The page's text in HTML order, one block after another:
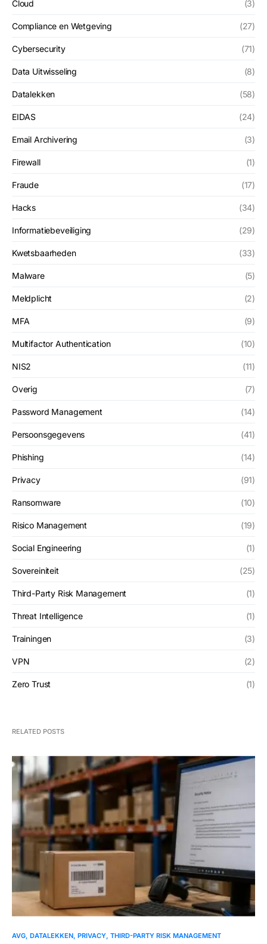
Cloud (3)
Compliance en Wetgeving (27)
Cybersecurity (71)
Data Uitwisseling (8)
Datalekken (58)
EIDAS (24)
Email Archivering (3)
Firewall (1)
Fraude (17)
Hacks (34)
Informatiebeveiliging (29)
Kwetsbaarheden (33)
Malware (5)
Meldplicht (2)
MFA (9)
Multifactor Authentication (10)
NIS2 (11)
Overig (7)
Password Management (14)
Persoonsgegevens (41)
Phishing (14)
Privacy (91)
Ransomware (10)
Risico Management (19)
Social Engineering (1)
Sovereiniteit (25)
Third-Party Risk Management (1)
Threat Intelligence (1)
Trainingen (3)
VPN (2)
Zero Trust (1)
RELATED POSTS
AVG DATALEKKEN PRIVACY THIRD-PARTY RISK MANAGEMENT